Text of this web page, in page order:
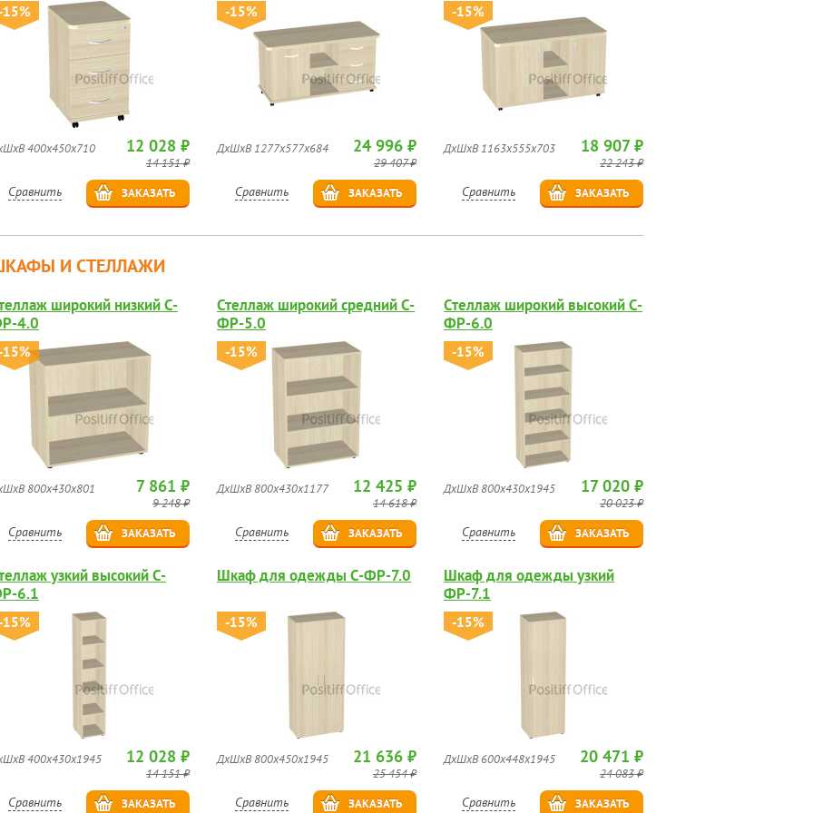
15%
400х450х710 12 028 ₽
14 151 ₽
Сравнить ЗАКАЗАТЬ
-15%
ДхШхВ 1277х577х684 24 996 ₽
29 407 ₽
Сравнить ЗАКАЗАТЬ
-15%
ДхШхВ 1163х555х703 18 907 ₽
22 243 ₽
Сравнить ЗАКАЗАТЬ
И СТЕЛЛАЖИ
широкий низкий С-
4.0
15%
800х430х801 7 861 ₽
9 248 ₽
Сравнить ЗАКАЗАТЬ
Стеллаж широкий средний С-
ФР-5.0
-15%
ДхШхВ 800х430х1177 12 425 ₽
14 618 ₽
Сравнить ЗАКАЗАТЬ
Стеллаж широкий высокий С-
ФР-6.0
-15%
ДхШхВ 800х430х1945 17 020 ₽
20 023 ₽
Сравнить ЗАКАЗАТЬ
узкий высокий С-
6.1
15%
400х430х1945 12 028 ₽
14 151 ₽
Сравнить ЗАКАЗАТЬ
Шкаф для одежды С-ФР-7.0
-15%
ДхШхВ 800х450х1945 21 636 ₽
25 454 ₽
Сравнить ЗАКАЗАТЬ
Шкаф для одежды узкий
ФР-7.1
-15%
ДхШхВ 600х448х1945 20 471 ₽
24 083 ₽
Сравнить ЗАКАЗАТЬ